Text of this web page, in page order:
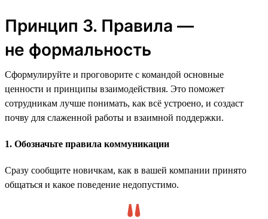
Принцип 3. Правила —
не формальность
Сформулируйте и проговорите с командой основные
ценности и принципы взаимодействия. Это поможет
сотрудникам лучше понимать, как всё устроено, и создаст
почву для слаженной работы и взаимной поддержки.
1. Обозначьте правила коммуникации
Сразу сообщите новичкам, как в вашей компании принято
общаться и какое поведение недопустимо.